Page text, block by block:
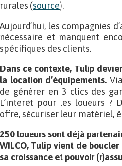
rurales (source).
Aujourd’hui, les compagnies
nécessaire et manquent
spécifiques des clients.
Dans ce contexte, Tulip
la location d’équipements.
de générer en 3 clics des
L’intérêt pour les loueurs ?
offre, sécuriser leur matériel,
250 loueurs sont déjà
WILCO, Tulip vient de
sa croissance et pouvoir